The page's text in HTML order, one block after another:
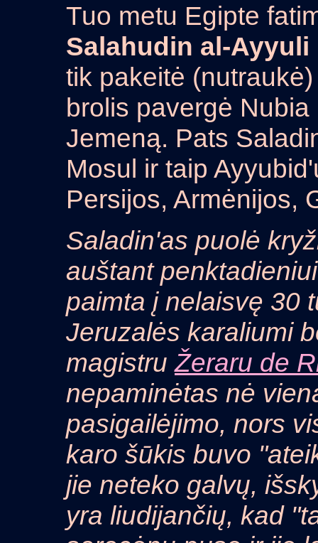
Tuo metu Egipte
Salahudin al-Ayyuli
tik pakeitė
brolis pavergė
Jemeną. Pats
Mosul ir taip
Persijos, Armėnijos,
Saladin'as puolė
auštant
paimta į nelaisvę 30
Jeruzalės karaliumi
magistruŽeraru de
nepaminėtas nė
pasigailėjimo, nors
karo šūkis buvo
jie neteko galvų,
yra liudijančių, kad